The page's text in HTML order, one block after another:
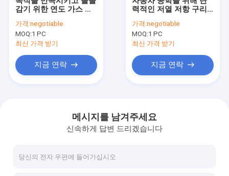
인용문을 요구하세요
나선형 지느러미 붙은 관
알루미늄 핀 관
감기 위한 연도 가스 콘
관
가격:negotiable
MOQ:1 PC
최신 가격 받기
지금 연락
력적인 저열 저항 구리
가격:negotiable
MOQ:1 PC
최신 가격 받기
지금 연락
메시지를 남겨주세요
신속하게 답변 드리겠습니다